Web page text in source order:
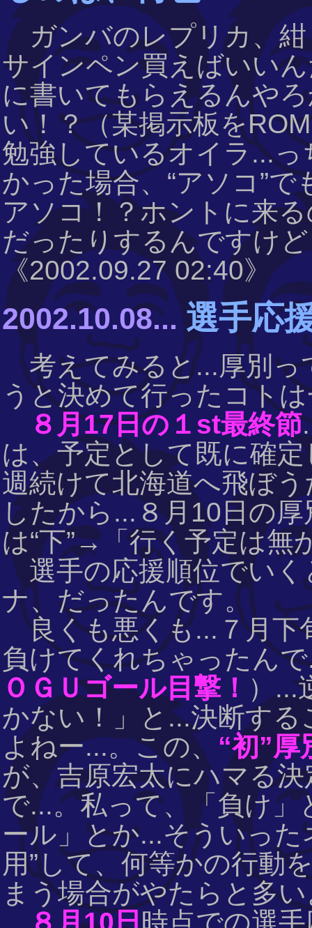
ガンバのレプリカ、紺
サインペン買えばいい
に書いてもらえるんや
い！？（某掲示板を
勉強しているオイラ...
かった場合、“アソコ”
アソコ！？ホントに来
だったりするんですけ
《2002.09.27 02:40》
2002.10.08...選手応
考えてみると...厚別っ
うと決めて行ったコト
８月17日の１st最終節
は、予定として既に確
週続けて北海道へ飛ぼ
したから...８月10日の
は“下”→「行く予定は無
選手の応援順位でいく
ナ、だったんです。
良くも悪くも...７月下
負けてくれちゃったん
ＯＧＵゴール目撃！ ）...
かない！」と...決断す
よねー...。この、 “初”厚
が、吉原宏太にハマる
で...。私って、「負け
ール」とか...そういっ
用”して、何等かの行動
まう場合がやたらと多